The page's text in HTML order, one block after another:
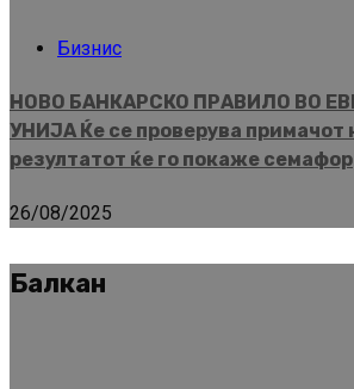
Бизнис
НОВО БАНКАРСКО ПРАВИЛО ВО
УНИЈА Ќе се проверува примачот
резултатот ќе го покаже семафор
26/08/2025
Балкан